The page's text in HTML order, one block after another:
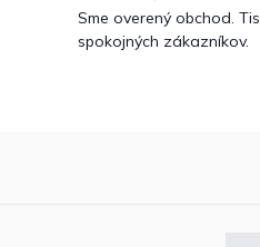
Sme overený obchod.
spokojných zákazníkov.